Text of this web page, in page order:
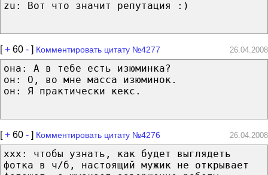
zu: Вот что значит репутация :)
[+ 60 - ] Комментировать цитату №4277 26.04.2008
она: А в тебе есть изюминка?
он: О, во мне масса изюминок.
он: Я практически кекс.
[+ 60 - ] Комментировать цитату №4276 26.04.2008
ххх: чтобы узнать, как будет выглядеть
фотка в ч/б, настоящий мужик не открывает